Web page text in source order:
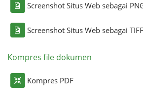
Screenshot Situs Web sebagai
Screenshot Situs Web sebagai TIFF
Kompres file dokumen
Kompres PDF